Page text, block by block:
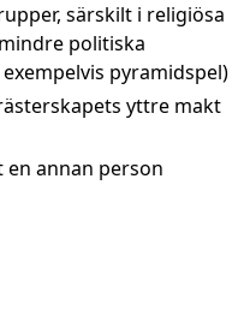
särskilt i religiösa
politiska
pyramidspel)
yttre makt
annan person